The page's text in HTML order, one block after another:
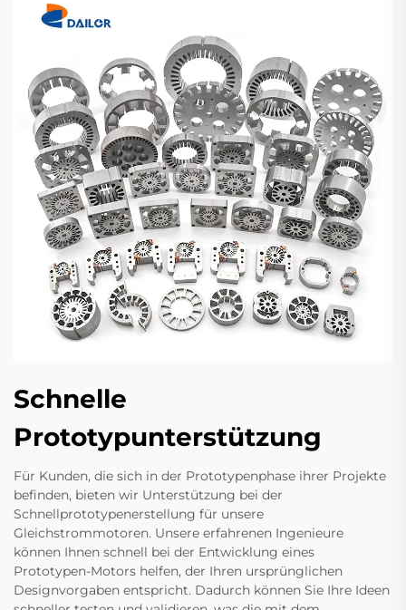
Schnelle
Prototypunterstützung
Für Kunden, die sich in der Prototypenphase ihrer Projekte
befinden, bieten wir Unterstützung bei der
Schnellprototypenerstellung für unsere
Gleichstrommotoren. Unsere erfahrenen Ingenieure
können Ihnen schnell bei der Entwicklung eines
Prototypen-Motors helfen, der Ihren ursprünglichen
Designvorgaben entspricht. Dadurch können Sie Ihre Ideen